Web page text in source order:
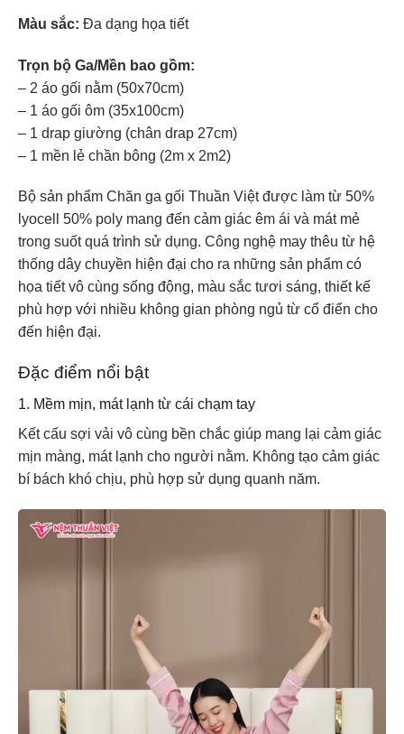
Màu sắc: Đa dạng họa tiết
Trọn bộ Ga/Mền bao gồm:
– 2 áo gối nằm (50x70cm)
– 1 áo gối ôm (35x100cm)
– 1 drap giường (chân drap 27cm)
– 1 mền lẻ chần bông (2m x 2m2)
Bộ sản phẩm Chăn ga gối Thuần Việt được làm từ 50%
lyocell 50% poly mang đến cảm giác êm ái và mát mẻ
trong suốt quá trình sử dụng. Công nghệ may thêu từ hệ
thống dây chuyền hiện đại cho ra những sản phẩm có
họa tiết vô cùng sống động, màu sắc tươi sáng, thiết kế
phù hợp với nhiều không gian phòng ngủ từ cổ điển cho
đến hiện đại.
Đặc điểm nổi bật
1. Mềm mịn, mát lạnh từ cái chạm tay
Kết cấu sợi vải vô cùng bền chắc giúp mang lại cảm giác
mịn màng, mát lạnh cho người nằm. Không tạo cảm giác
bí bách khó chịu, phù hợp sử dụng quanh năm.